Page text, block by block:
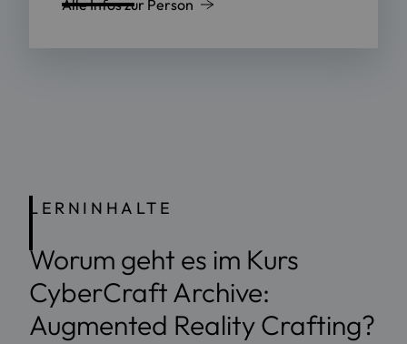
Alle Infos zur Person
LERNINHALTE
Worum geht es im Kurs
CyberCraft Archive:
Augmented Reality Crafting?